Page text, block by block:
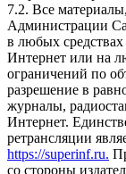
7.2. Все
Администрации
в любых
Интернет или на
ограничений по
разрешение в
журналы,
Интернет.
ретрансляции
https://superinf.ru.
со стороны